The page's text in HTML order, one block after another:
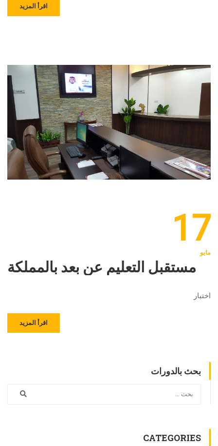
اقرأ المزيد
17
مايو
مستقبل التعليم عن بعد بالمملكة
اختبار
اقرأ المزيد
بحث بالدورات
CATEGORIES